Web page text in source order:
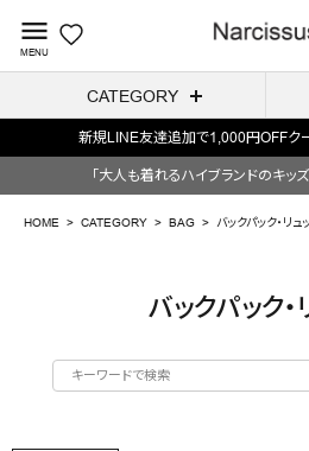
menu
MENU
CATEGORY
ようこそ ゲスト 様
NEW IN
新規LINE友達追加で1,000円OFFク
「大人も着れるハイブランドのキッ
HOME CATEGORY BAG バックパック・リュ
バックパック・